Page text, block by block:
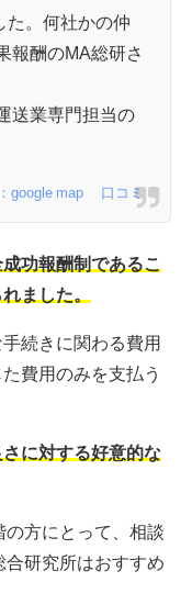
た。何社かの仲
報酬のMA総研さ
送業専門担当の
google map 口コミ
功報酬制であるこ
ました。
続きに関わる費用
費用のみを支払う
に対する好意的な
方にとって、相談
研究所はおすすめ